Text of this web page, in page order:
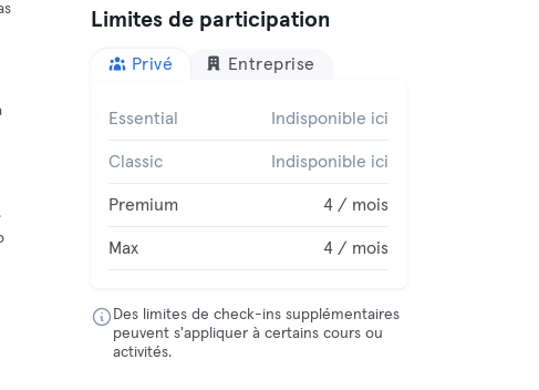
Limites de participation
Privé Entreprise
Essential Indisponible ici
Classic Indisponible ici
Premium 4 / mois
Max 4 / mois
Des limites de check-ins supplémentaires
peuvent s'appliquer à certains cours ou
activités.